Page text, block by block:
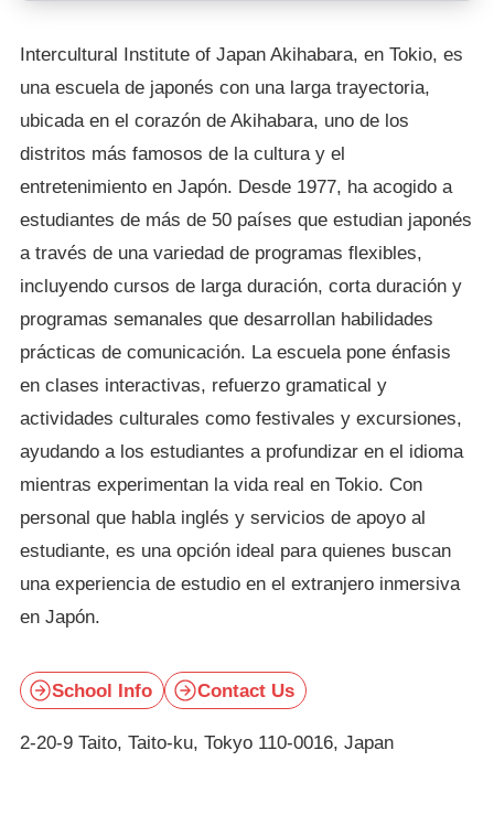
Intercultural Institute of Japan Akihabara, en Tokio, es
una escuela de japonés con una larga trayectoria,
ubicada en el corazón de Akihabara, uno de los
distritos más famosos de la cultura y el
entretenimiento en Japón. Desde 1977, ha acogido a
estudiantes de más de 50 países que estudian japonés
a través de una variedad de programas flexibles,
incluyendo cursos de larga duración, corta duración y
programas semanales que desarrollan habilidades
prácticas de comunicación. La escuela pone énfasis
en clases interactivas, refuerzo gramatical y
actividades culturales como festivales y excursiones,
ayudando a los estudiantes a profundizar en el idioma
mientras experimentan la vida real en Tokio. Con
personal que habla inglés y servicios de apoyo al
estudiante, es una opción ideal para quienes buscan
una experiencia de estudio en el extranjero inmersiva
en Japón.
School Info Contact Us
2-20-9 Taito, Taito-ku, Tokyo 110-0016, Japan